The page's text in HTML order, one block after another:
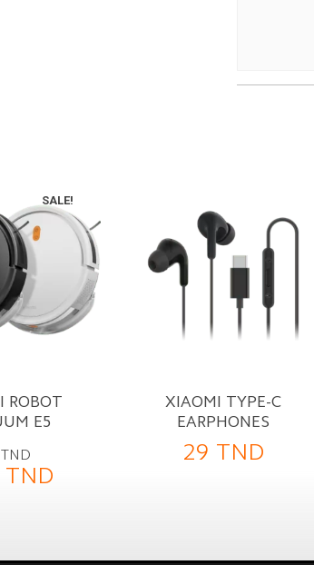
SALE!
ROBOT
E5
TND
TND
XIAOMI TYPE-C
EARPHONES
29 TND